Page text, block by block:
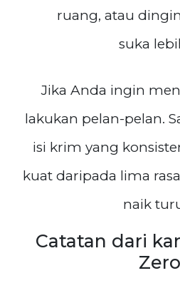
ruang, atau
suka
Jika Anda ingin
lakukan pelan-pelan.
isi krim yang
kuat daripada lima
naik
Catatan dari
Zero